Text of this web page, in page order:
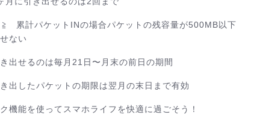
累計パケットINの場合パケットの残容量が500MB以下
ない
出せるのは毎月21日〜月末の前日の期間
出したパケットの期限は翌月の末日まで有効
機能を使ってスマホライフを快適に過ごそう！